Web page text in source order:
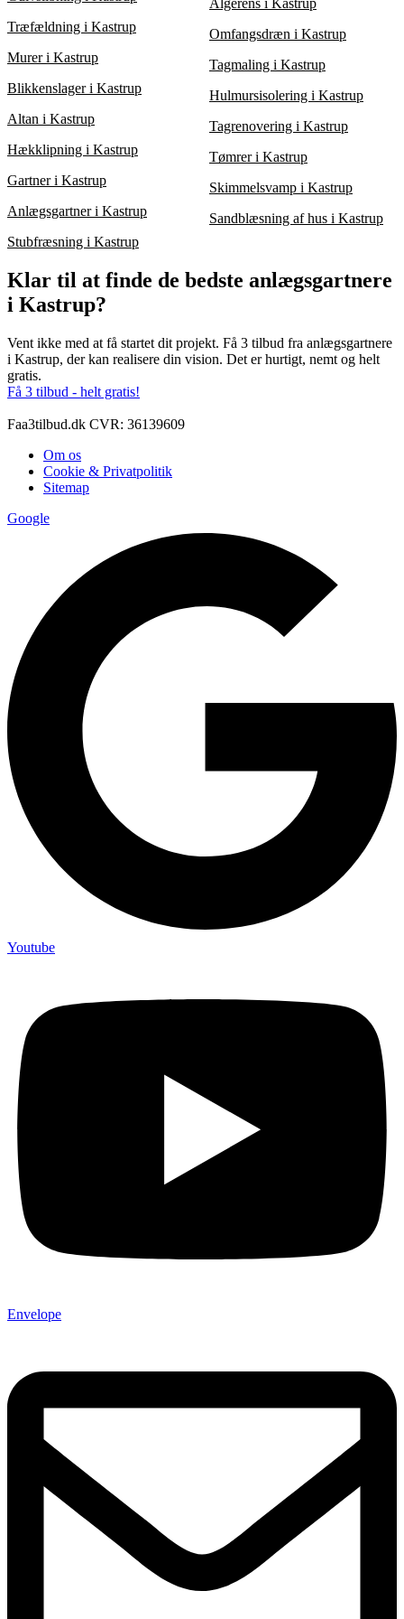
Træfældning i Kastrup
Murer i Kastrup
Blikkenslager i Kastrup
Altan i Kastrup
Hækklipning i Kastrup
Gartner i Kastrup
Anlægsgartner i Kastrup
Stubfræsning i Kastrup
Algerens i Kastrup
Omfangsdræn i Kastrup
Tagmaling i Kastrup
Hulmursisolering i Kastrup
Tagrenovering i Kastrup
Tømrer i Kastrup
Skimmelsvamp i Kastrup
Sandblæsning af hus i Kastrup
Klar til at finde de bedste anlægsgartnere
i Kastrup?
Vent ikke med at få startet dit projekt. Få 3 tilbud fra anlægsgartnere
i Kastrup, der kan realisere din vision. Det er hurtigt, nemt og helt
gratis.
Få 3 tilbud - helt gratis!
Faa3tilbud.dk CVR: 36139609
Om os
Cookie & Privatpolitik
Sitemap
Google
Youtube
Envelope